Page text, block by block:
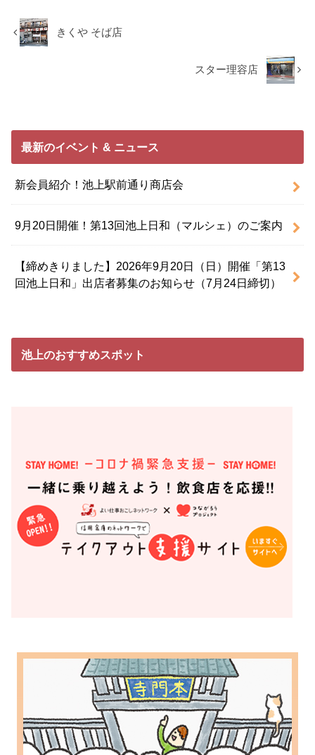
きくや そば店
スター理容店
最新のイベント & ニュース
新会員紹介！池上駅前通り商店会
9月20日開催！第13回池上日和（マルシェ）のご案内
【締めきりました】2026年9月20日（日）開催「第13
回池上日和」出店者募集のお知らせ（7月24日締切）
池上のおすすめスポット